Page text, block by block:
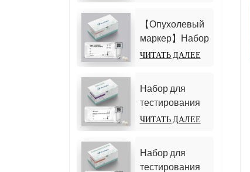
хемилюминесцентный
иммуноанализ)
фетопротеина
(АФП)
(гомогенный
иммуноанализ)
【Опухолевый
маркер】Набор
для
антигена (CEA)
(гомогенный
хемилюминесцентный
ЧИТАТЬ ДАЛЕЕ
Набор для
тестирования
D-димера
иммуноанализ)
ЧИТАТЬ ДАЛЕЕ
Набор для
тестирования